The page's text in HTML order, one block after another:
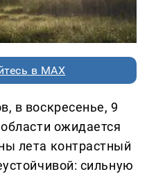
в MAX
в воскресенье, 9
ожидается
лета контрастный
сильную